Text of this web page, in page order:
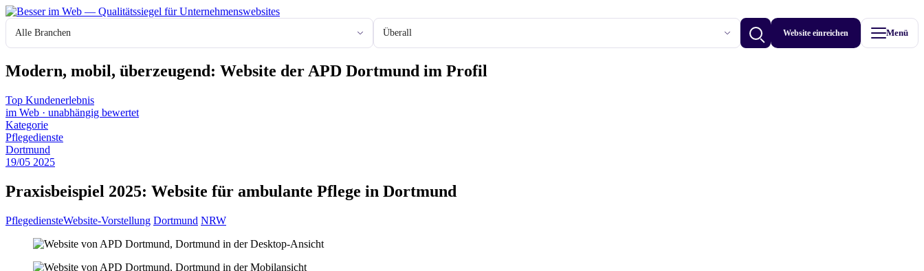
Zum
Inhalt
springen
Branche Stadt oder Region
Betriebe anzeigen
Website einreichen Menü
Modern, mobil, überzeugend: Website der APD Dortmund im Profil
Top Kundenerlebnis
im Web · unabhängig bewertet
Kategorie
Pflegedienste
Dortmund
19/05 2025
Praxisbeispiel 2025: Website für ambulante Pflege in Dortmund
PflegediensteWebsite-Vorstellung Dortmund NRW